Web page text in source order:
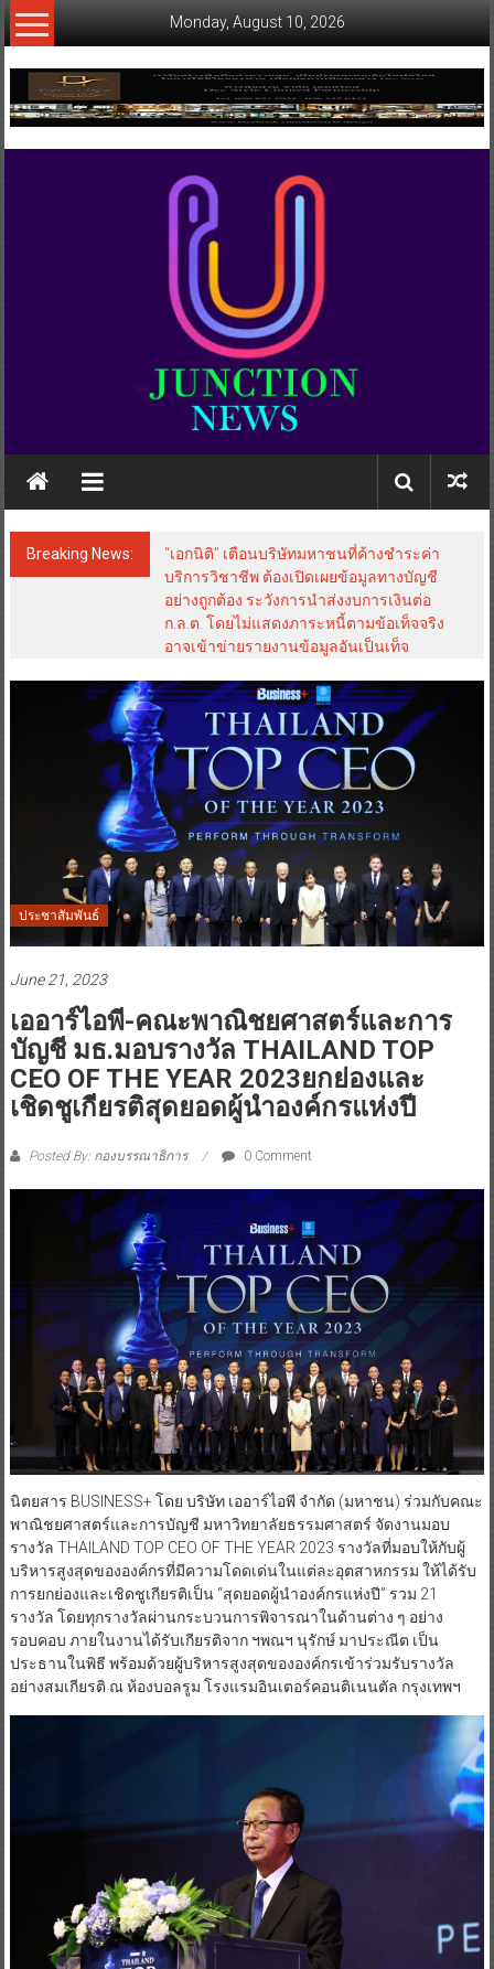
Skip
to
Monday, August 10, 2026
www.ujunctionnews.com
เว็บ
ข่าว
Breaking News:
“เอกนิติ” เตือนบริษัทมหาชนที่ค้างชำระค่า
บริการวิชาชีพ ต้องเปิดเผยข้อมูลทางบัญชี
อย่างถูกต้อง ระวังการนำส่งงบการเงินต่อ
ก.ล.ต. โดยไม่แสดงภาระหนี้ตามข้อเท็จจริง
อาจเข้าข่ายรายงานข้อมูลอันเป็นเท็จ
ประชาสัมพันธ์
June 21, 2023
เออาร์ไอพี-คณะพาณิชยศาสตร์และการ
บัญชี มธ.มอบรางวัล THAILAND TOP
CEO OF THE YEAR 2023ยกย่องและ
เชิดชูเกียรติสุดยอดผู้นำองค์กรแห่งปี
Posted By: กองบรรณาธิการ 0 Comment
นิตยสาร BUSINESS+ โดย บริษัท เออาร์ไอพี จำกัด (มหาชน) ร่วมกับคณะ
พาณิชยศาสตร์และการบัญชี มหาวิทยาลัยธรรมศาสตร์ จัดงานมอบ
รางวัล THAILAND TOP CEO OF THE YEAR 2023 รางวัลที่มอบให้กับผู้
บริหารสูงสุดขององค์กรที่มีความโดดเด่นในแต่ละอุตสาหกรรม ให้ได้รับ
การยกย่องและเชิดชูเกียรติเป็น “สุดยอดผู้นำองค์กรแห่งปี” รวม 21
รางวัล โดยทุกรางวัลผ่านกระบวนการพิจารณาในด้านต่าง ๆ อย่าง
รอบคอบ ภายในงานได้รับเกียรติจาก ฯพณฯ นุรักษ์ มาประณีต เป็น
ประธานในพิธี พร้อมด้วยผู้บริหารสูงสุดขององค์กรเข้าร่วมรับรางวัล
อย่างสมเกียรติ ณ ห้องบอลรูม โรงแรมอินเตอร์คอนติเนนตัล กรุงเทพฯ